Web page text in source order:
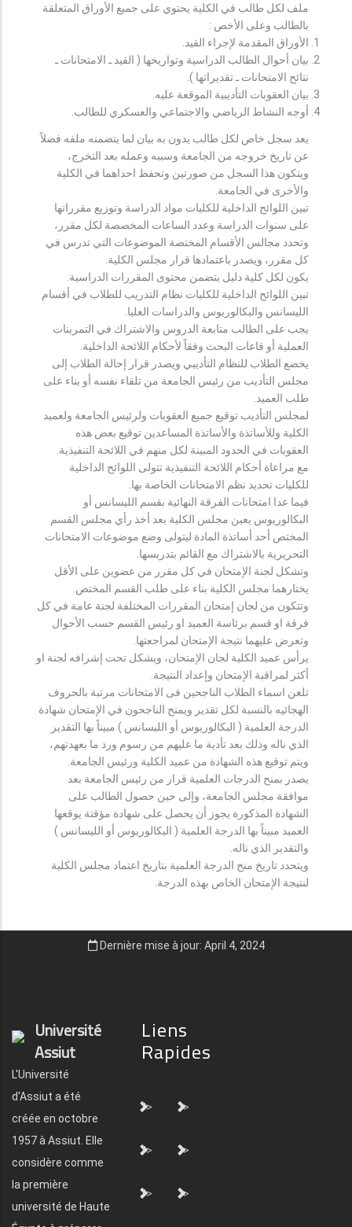
ملف لكل طالب في الكلية يحتوي على جميع الأوراق المتعلقة
بالطالب وعلى الأخص :
الأوراق المقدمة لإجراء القيد.
بيان أحوال الطالب الدراسية وتواريخها ( القيد ـ الامتحانات ـ
نتائح الامتحانات ـ تقديراتها ).
بيان العقوبات التأديبية الموقعة عليه.
أوجه النشاط الرياضي والاجتماعي والعسكري للطالب.
يعد سجل خاص لكل طالب يدون به بيان لما يتضمنه ملفه فضلاً
عن تاريخ خروجه من الجامعة وسببه وعمله بعد التخرج،
ويتكون هذا السجل من صورتين وتحفظ احداهما في الكلية
والأخرى في الجامعة.
تبين اللوائح الداخلية للكليات مواد الدراسة وتوزيع مقرراتها
على سنوات الدراسة وعدد الساعات المخصصة لكل مقرر،
وتحدد مجالس الأقسام المختصة الموضوعات التي تدرس في
كل مقرر، ويصدر باعتمادها قرار مجلس الكلية.
يكون لكل كلية دليل يتضمن محتوى المقررات الدراسية.
تبين اللوائح الداخلية للكليات نظام التدريب للطلاب في أقسام
الليسانس والبكالوريوس والدراسات العليا.
يجب على الطالب متابعة الدروس والاشتراك في التمرينات
العملية أو قاعات البحث وفقاً لأحكام اللائحة الداخلية.
يخضع الطلاب للنظام التأديبي ويصدر قرار إحالة الطلاب إلى
مجلس التأديب من رئيس الجامعة من تلقاء نفسه أو بناء على
طلب العميد.
لمجلس التأديب توقيع جميع العقوبات ولرئيس الجامعة ولعميد
الكلية وللأساتذة والأساتذة المساعدين توقيع بعض هذه
العقوبات في الحدود المبينة لكل منهم في اللائحة التنفيذية.
مع مراعاة أحكام اللائحة التنفيذية تتولى اللوائح الداخلية
للكليات تحديد نظم الامتحانات الخاصة بها.
فيما عدا امتحانات الفرقة النهائية بقسم الليسانس أو
البكالوريوس يعين مجلس الكلية بعد أخذ رأي مجلس القسم
المختص أحد أساتذة المادة ليتولى وضع موضوعات الامتحانات
التحريرية بالاشتراك مع القائم بتدريسها.
وتشكل لجنة الإمتحان في كل مقرر من عضوين على الأقل
يختارهما مجلس الكلية بناء على طلب القسم المختص.
وتتكون من لجان إمتحان المقررات المختلفة لجنة عامة في كل
فرقة او قسم برئاسة العميد او رئيس القسم حسب الأحوال
وتعرض عليهما نتيجة الإمتحان لمراجعتها.
يرأس عميد الكلية لجان الإمتحان، ويشكل تحت إشرافه لجنة او
أكثر لمراقبة الإمتحان وإعداد النتيجة.
تلعن اسماء الطلاب الناجحين فى الامتحانات مرتبة بالحروف
الهجائيه بالنسبة لكل تقدير ويمنح الناجحون في الإمتحان شهادة
الدرجة العلمية ( البكالوريوس أو الليسانس ) مبيناً بها التقدير
الذي ناله وذلك بعد تأدية ما عليهم من رسوم ورد ما بعهدتهم،
ويتم توقيع هذه الشهادة من عميد الكلية ورئيس الجامعة.
يصدر بمنح الدرجات العلمية قرار من رئيس الجامعة بعد
موافقة مجلس الجامعة، وإلى حين حصول الطالب على
الشهادة المذكورة يجوز أن يحصل على شهادة مؤقتة يوقعها
العميد مبيناً بها الدرجة العلمية ( البكالوريوس أو الليسانس )
والتقدير الذي ناله.
ويتحدد تاريخ منح الدرجة العلمية بتاريخ اعتماد مجلس الكلية
لنتيجة الإمتحان الخاص بهذه الدرجة.
Dernière mise à jour: April 4, 2024
Université
Assiut
L'Université
d'Assiut a été
créée en octobre
1957 à Assiut. Elle
considère comme
la première
université de Haute
Liens
Rapides
"> ">
"> ">
"> ">